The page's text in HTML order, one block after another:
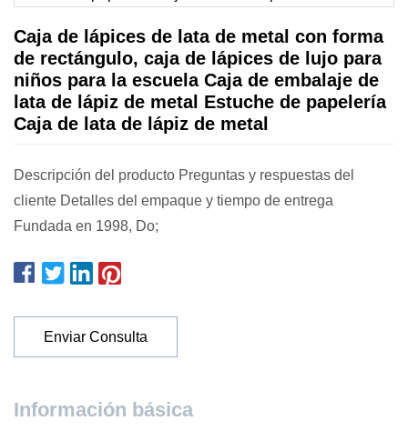
Caja de lápices de lata de metal con forma
de rectángulo, caja de lápices de lujo para
niños para la escuela Caja de embalaje de
lata de lápiz de metal Estuche de papelería
Caja de lata de lápiz de metal
Descripción del producto Preguntas y respuestas del
cliente Detalles del empaque y tiempo de entrega
Fundada en 1998, Do;
Enviar Consulta
Información básica